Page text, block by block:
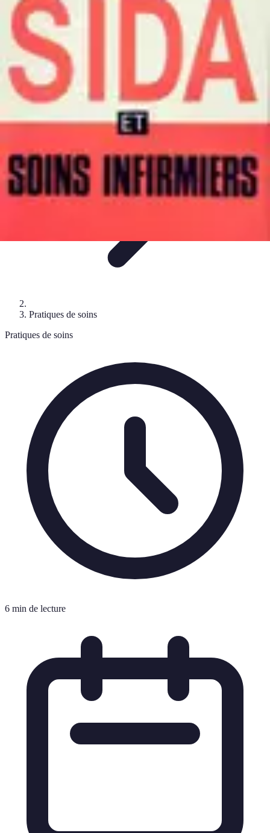
Infirmiers à Domicile
Pratiques et erreurs
Choix de l'infirmier
Technologie et
Innovation
Communication
Infirmiers à Domicile
Pratiques de soins
Pratiques de soins
6 min de lecture